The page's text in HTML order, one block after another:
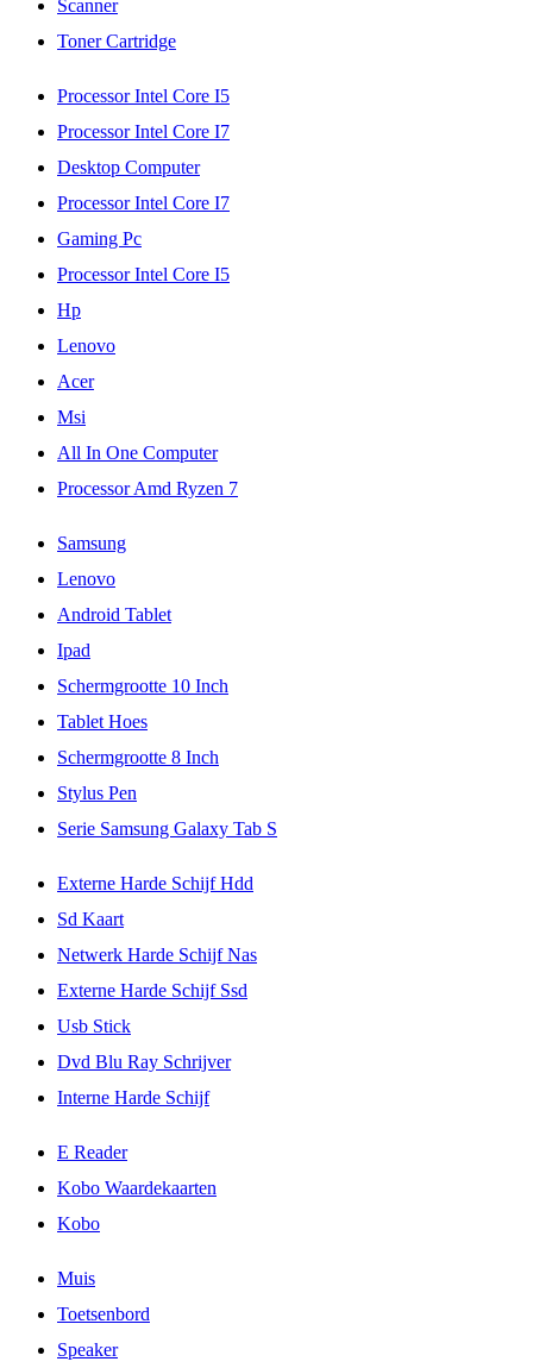
Scanner
Toner Cartridge
Processor Intel Core I5
Processor Intel Core I7
Desktop Computer
Processor Intel Core I7
Gaming Pc
Processor Intel Core I5
Hp
Lenovo
Acer
Msi
All In One Computer
Processor Amd Ryzen 7
Samsung
Lenovo
Android Tablet
Ipad
Schermgrootte 10 Inch
Tablet Hoes
Schermgrootte 8 Inch
Stylus Pen
Serie Samsung Galaxy Tab S
Externe Harde Schijf Hdd
Sd Kaart
Netwerk Harde Schijf Nas
Externe Harde Schijf Ssd
Usb Stick
Dvd Blu Ray Schrijver
Interne Harde Schijf
E Reader
Kobo Waardekaarten
Kobo
Muis
Toetsenbord
Speaker